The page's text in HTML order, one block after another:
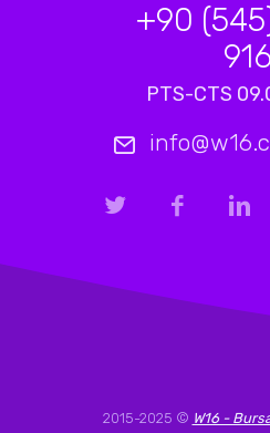
+90
916
PTS-CTS
2015-2025 © W16 -